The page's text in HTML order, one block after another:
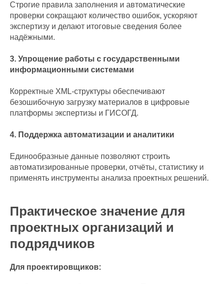
Строгие правила заполнения и автоматические
проверки сокращают количество ошибок, ускоряют
экспертизу и делают итоговые сведения более
надёжными.
3. Упрощение работы с государственными
информационными системами
Корректные XML-структуры обеспечивают
безошибочную загрузку материалов в цифровые
платформы экспертизы и ГИСОГД.
4. Поддержка автоматизации и аналитики
Единообразные данные позволяют строить
автоматизированные проверки, отчёты, статистику и
применять инструменты анализа проектных решений.
Практическое значение для
проектных организаций и
подрядчиков
Для проектировщиков: